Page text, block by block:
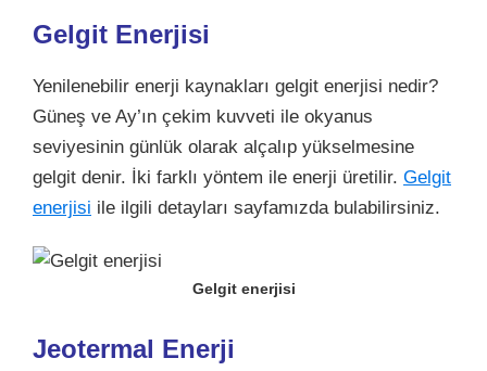
Gelgit Enerjisi
Yenilenebilir enerji kaynakları gelgit enerjisi nedir?
Güneş ve Ay’ın çekim kuvveti ile okyanus
seviyesinin günlük olarak alçalıp yükselmesine
gelgit denir. İki farklı yöntem ile enerji üretilir. Gelgit
enerjisi ile ilgili detayları sayfamızda bulabilirsiniz.
Gelgit enerjisi
Jeotermal Enerji